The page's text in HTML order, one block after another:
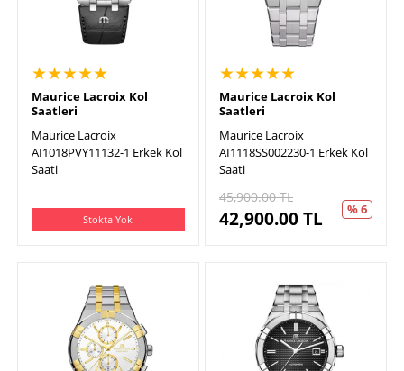
★★★★★
Maurice Lacroix Kol
Saatleri
Maurice Lacroix
AI1018PVY11132-1 Erkek Kol
Saati
Stokta Yok
★★★★★
Maurice Lacroix Kol
Saatleri
Maurice Lacroix
AI1118SS002230-1 Erkek Kol
Saati
45,900.00TL
42,900.00TL % 6